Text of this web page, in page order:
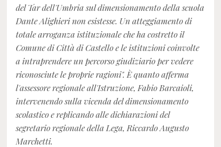
del Tar dell'Umbria sul dimensionamento della scuola
Dante Alighieri non esistesse. Un atteggiamento di
totale arroganza istituzionale che ha costretto il
Comune di Città di Castello e le istituzioni coinvolte
a intraprendere un percorso giudiziario per vedere
riconosciute le proprie ragioni". È quanto afferma
l'assessore regionale all'Istruzione, Fabio Barcaioli,
intervenendo sulla vicenda del dimensionamento
scolastico e replicando alle dichiarazioni del
segretario regionale della Lega, Riccardo Augusto
Marchetti.